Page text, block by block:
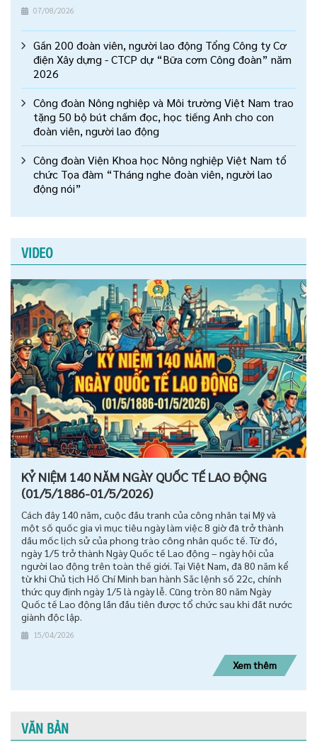
07/08/2026
Gần 200 đoàn viên, người lao động Tổng Công ty Cơ
điện Xây dựng - CTCP dự “Bữa cơm Công đoàn” năm
2026
Công đoàn Nông nghiệp và Môi trường Việt Nam trao
tặng 50 bộ bút chấm đọc, học tiếng Anh cho con
đoàn viên, người lao động
Công đoàn Viện Khoa học Nông nghiệp Việt Nam tổ
chức Tọa đàm “Tháng nghe đoàn viên, người lao
động nói”
VIDEO
KỶ NIỆM 140 NĂM NGÀY QUỐC TẾ LAO ĐỘNG
(01/5/1886-01/5/2026)
Cách đây 140 năm, cuộc đấu tranh của công nhân tại Mỹ và
một số quốc gia vì mục tiêu ngày làm việc 8 giờ đã trở thành
dấu mốc lịch sử của phong trào công nhân quốc tế. Từ đó,
ngày 1/5 trở thành Ngày Quốc tế Lao động – ngày hội của
người lao động trên toàn thế giới. Tại Việt Nam, đã 80 năm kể
từ khi Chủ tịch Hồ Chí Minh ban hành Sắc lệnh số 22c, chính
thức quy định ngày 1/5 là ngày lễ. Cũng tròn 80 năm Ngày
Quốc tế Lao động lần đầu tiên được tổ chức sau khi đất nước
giành độc lập.
15/04/2026
Xem thêm
VĂN BẢN